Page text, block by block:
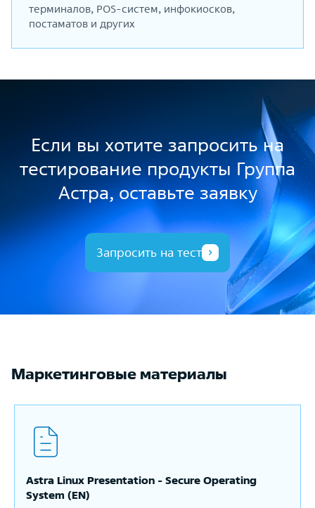
терминалов, POS-систем, инфокиосков,
постаматов и других
Если вы хотите запросить на
тестирование продукты Группа
Астра, оставьте заявку
Запросить на тест
Маркетинговые материалы
Astra Linux Presentation - Secure Operating
System (EN)